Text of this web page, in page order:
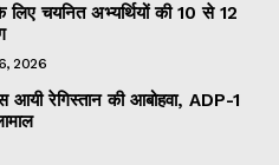
लिए चयनित अभ्यर्थियों की 10 से 12
2026
रेगिस्तान की आबोहवा, ADP-1